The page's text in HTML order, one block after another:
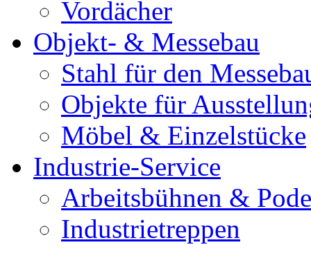
Vordächer
Objekt- & Messebau
Stahl für den
Objekte für
Möbel & Einzelstücke
Industrie-Service
Arbeitsbühnen &
Industrietreppen